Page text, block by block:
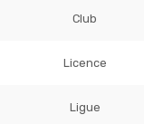
Club
Licence
Ligue